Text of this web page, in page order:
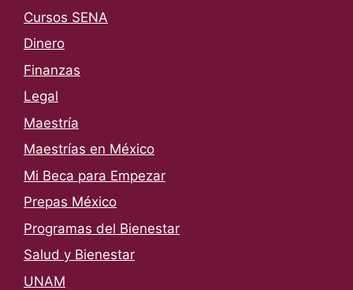
Cursos SENA
Dinero
Finanzas
Legal
Maestría
Maestrías en México
Mi Beca para Empezar
Prepas México
Programas del Bienestar
Salud y Bienestar
UNAM